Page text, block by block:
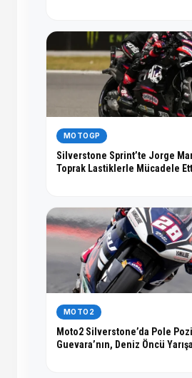
MOTOGP
Silverstone Sprint’te Jorge
Toprak Lastiklerle Mücadele
MOTO2
Moto2 Silverstone’da Pole
Guevara’nın, Deniz Öncü